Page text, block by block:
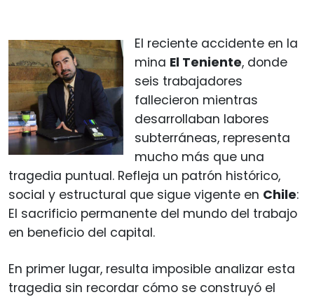
El reciente accidente en la
mina El Teniente, donde
seis trabajadores
fallecieron mientras
desarrollaban labores
subterráneas, representa
mucho más que una
tragedia puntual. Refleja un patrón histórico,
social y estructural que sigue vigente en Chile:
El sacrificio permanente del mundo del trabajo
en beneficio del capital.
En primer lugar, resulta imposible analizar esta
tragedia sin recordar cómo se construyó el